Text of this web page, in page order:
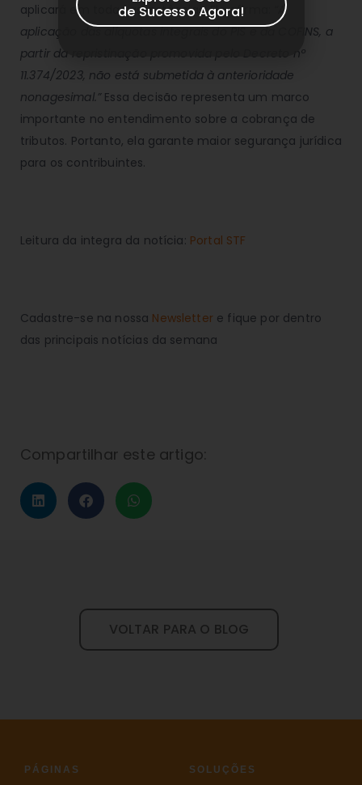
aplicará em todas as instâncias. Ela afirma:
“A
aplicação das alíquotas integrais do PIS e da COFINS, a
partir da repristinação promovida pelo Decreto nº
11.374/2023, não está submetida à anterioridade
nonagesimal.”Essa decisão representa um marco
importante no entendimento sobre a cobrança de
tributos. Portanto, ela garante maior segurança jurídica
para os contribuintes.
Leitura da integra da notícia: Portal STF
Cadastre-se na nossa Newslettere fique por dentro
das principais notícias da semana
Compartilhar este artigo:
VOLTAR PARA O BLOG
PÁGINAS SOLUÇÕES
de Sucesso Agora!